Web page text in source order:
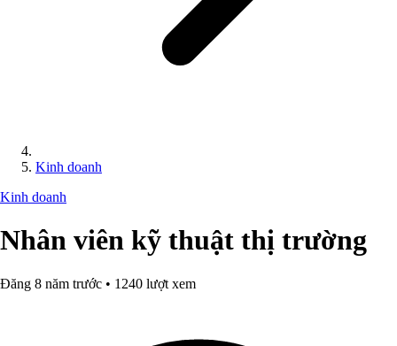
Kinh doanh
Kinh doanh
Nhân viên kỹ thuật thị trường
Đăng 8 năm trước • 1240 lượt xem